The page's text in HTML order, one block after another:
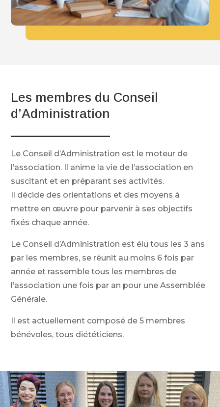
Les membres du Conseil
d’Administration
Le Conseil d’Administration est le moteur de
l’association. Il anime la vie de l’association en
suscitant et en préparant ses activités.
Il décide des orientations et des moyens à
mettre en œuvre pour parvenir à ses objectifs
fixés chaque année.
Le Conseil d’Administration est élu tous les 3 ans
par les membres, se réunit au moins 6 fois par
année et rassemble tous les membres de
l’association une fois par an pour une Assemblée
Générale.
Il est actuellement composé de 5 membres
bénévoles, tous diététiciens.